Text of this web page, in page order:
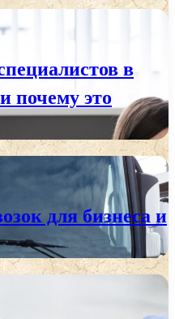
в
почему это
для бизнеса и